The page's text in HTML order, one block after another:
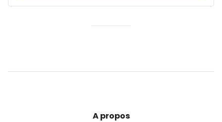
A propos